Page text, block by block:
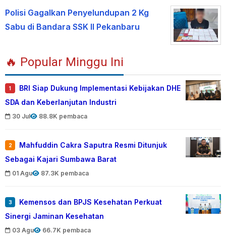
Polisi Gagalkan Penyelundupan 2 Kg
Sabu di Bandara SSK II Pekanbaru
🔥 Popular Minggu Ini
1
BRI Siap Dukung Implementasi Kebijakan DHE
SDA dan Keberlanjutan Industri
30 Jul 88.8K pembaca
2
Mahfuddin Cakra Saputra Resmi Ditunjuk
Sebagai Kajari Sumbawa Barat
01 Agu 87.3K pembaca
3
Kemensos dan BPJS Kesehatan Perkuat
Sinergi Jaminan Kesehatan
03 Agu 66.7K pembaca